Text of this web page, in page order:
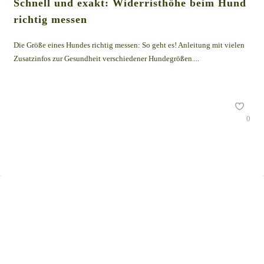
Schnell und exakt: Widerristhöhe beim Hund
richtig messen
Die Größe eines Hundes richtig messen: So geht es! Anleitung mit vielen
Zusatzinfos zur Gesundheit verschiedener Hundegrößen....
0